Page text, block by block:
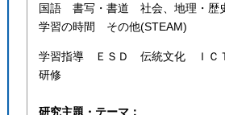
国語 書写・書道 社会、地理・歴
学習の時間 その他(STEAM)
学習指導 ＥＳＤ 伝統文化 ＩＣ
研修
研究主題・テーマ：